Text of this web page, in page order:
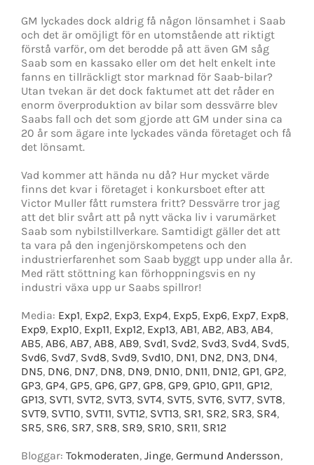
GM lyckades dock aldrig få någon lönsamhet i Saab
och det är omöjligt för en utomstående att riktigt
förstå varför, om det berodde på att även GM såg
Saab som en kassako eller om det helt enkelt inte
fanns en tillräckligt stor marknad för Saab-bilar?
Utan tvekan är det dock faktumet att det råder en
enorm överproduktion av bilar som dessvärre blev
Saabs fall och det som gjorde att GM under sina ca
20 år som ägare inte lyckades vända företaget och få
det lönsamt.
Vad kommer att hända nu då? Hur mycket värde
finns det kvar i företaget i konkursboet efter att
Victor Muller fått rumstera fritt? Dessvärre tror jag
att det blir svårt att på nytt väcka liv i varumärket
Saab som nybilstillverkare. Samtidigt gäller det att
ta vara på den ingenjörskompetens och den
industrierfarenhet som Saab byggt upp under alla år.
Med rätt stöttning kan förhoppningsvis en ny
industri växa upp ur Saabs spillror!
Media: Exp1, Exp2, Exp3, Exp4, Exp5, Exp6, Exp7, Exp8,
Exp9, Exp10, Exp11, Exp12, Exp13, AB1, AB2, AB3, AB4,
AB5, AB6, AB7, AB8, AB9, Svd1, Svd2, Svd3, Svd4, Svd5,
Svd6, Svd7, Svd8, Svd9, Svd10, DN1, DN2, DN3, DN4,
DN5, DN6, DN7, DN8, DN9, DN10, DN11, DN12, GP1, GP2,
GP3, GP4, GP5, GP6, GP7, GP8, GP9, GP10, GP11, GP12,
GP13, SVT1, SVT2, SVT3, SVT4, SVT5, SVT6, SVT7, SVT8,
SVT9, SVT10, SVT11, SVT12, SVT13, SR1, SR2, SR3, SR4,
SR5, SR6, SR7, SR8, SR9, SR10, SR11, SR12
Bloggar: Tokmoderaten, Jinge, Germund Andersson,